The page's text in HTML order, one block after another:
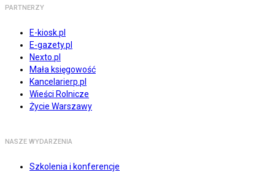
PARTNERZY
E-kiosk.pl
E-gazety.pl
Nexto.pl
Mała księgowość
Kancelarierp.pl
Wieści Rolnicze
Życie Warszawy
NASZE WYDARZENIA
Szkolenia i konferencje